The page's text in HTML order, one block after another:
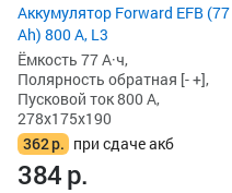
Аккумулятор Forward EFB (77
Ah) 800 А, L3
Ёмкость 77 А·ч,
Полярность обратная [- +],
Пусковой ток 800 А,
278x175x190
362р. при сдаче акб
384р.